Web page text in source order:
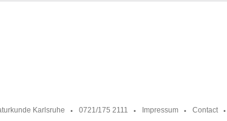
Karlsruhe 0721/175 2111 Impressum Contact